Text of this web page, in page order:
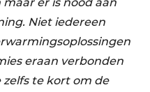
Niet iedereen
eraan verbonden
zelfs te kort om de